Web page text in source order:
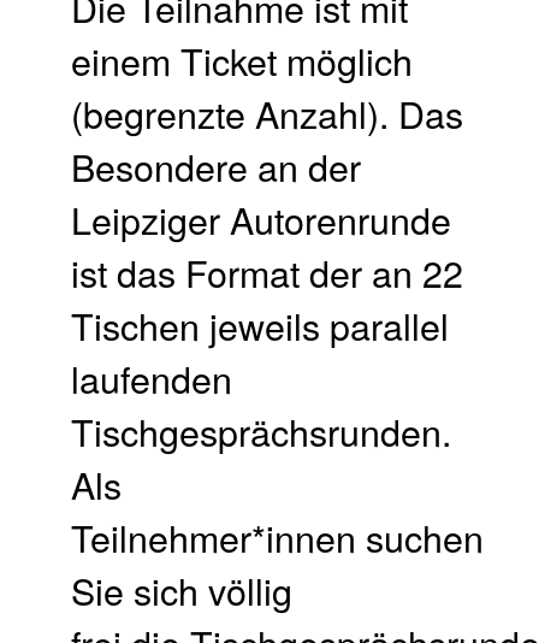
einem Ticket möglich
(begrenzte Anzahl). Das
Besondere an der
Leipziger Autorenrunde
ist das Format der an 22
Tischen jeweils parallel
laufenden
Tischgesprächsrunden.
Als
Teilnehmer*innen suchen
Sie sich völlig